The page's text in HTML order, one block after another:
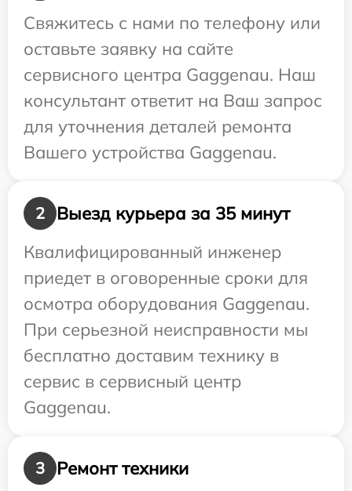
Свяжитесь с нами по телефону или
оставьте заявку на сайте
сервисного центра Gaggenau. Наш
консультант ответит на Ваш запрос
для уточнения деталей ремонта
Вашего устройства Gaggenau.
2
Выезд курьера за 35 минут
Квалифицированный инженер
приедет в оговоренные сроки для
осмотра оборудования Gaggenau.
При серьезной неисправности мы
бесплатно доставим технику в
сервис в сервисный центр
Gaggenau.
3 Ремонт техники